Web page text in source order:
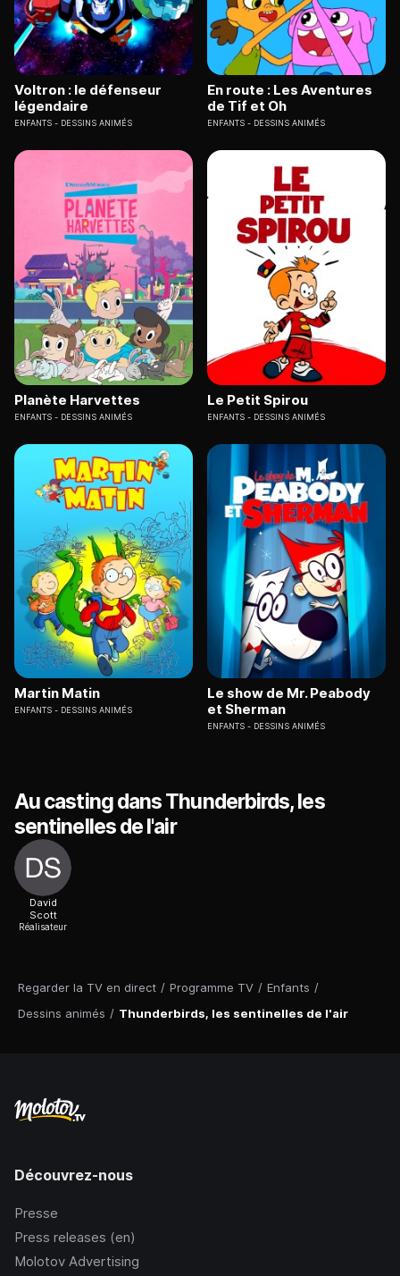
Regarder la TV en direct / Programme TV / Enfants /
Dessins animés / Thunderbirds, les sentinelles de l'air
Voltron : le défenseur
légendaire
ENFANTS DESSINS ANIMÉS
En route : Les Aventures
de Tif et Oh
ENFANTS DESSINS ANIMÉS
Planète Harvettes
ENFANTS DESSINS ANIMÉS
Le Petit Spirou
ENFANTS DESSINS ANIMÉS
Martin Matin
ENFANTS DESSINS ANIMÉS
Le show de Mr. Peabody
et Sherman
ENFANTS DESSINS ANIMÉS
Au casting dans Thunderbirds, les
sentinelles de l'air
David
Scott
Réalisateur
Découvrez-nous
Presse
Press releases (en)
Molotov Advertising